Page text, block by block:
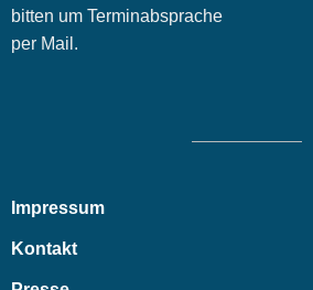
bitten um Terminabsprache
per Mail.
Impressum
Kontakt